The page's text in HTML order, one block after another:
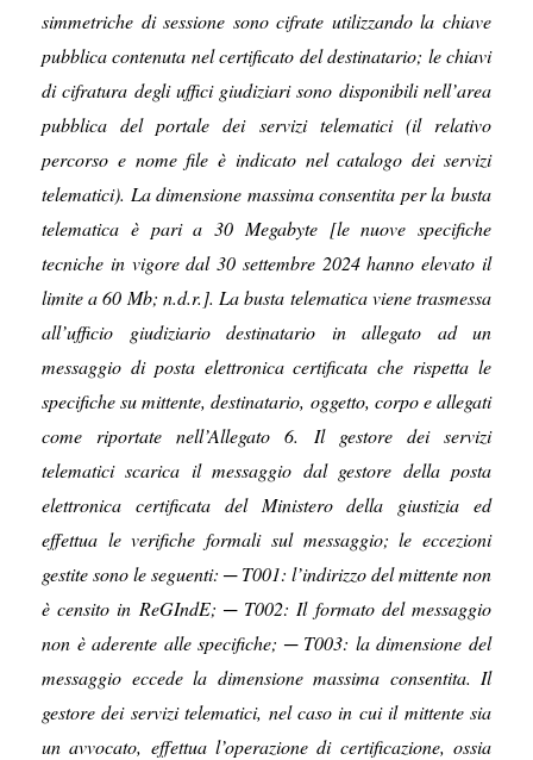
simmetriche di sessione sono cifrate utilizzando la chiave
pubblica contenuta nel certificato del destinatario; le chiavi
di cifratura degli uffici giudiziari sono disponibili nell’area
pubblica del portale dei servizi telematici (il relativo
percorso e nome file è indicato nel catalogo dei servizi
telematici). La dimensione massima consentita per la busta
telematica è pari a 30 Megabyte [le nuove specifiche
tecniche in vigore dal 30 settembre 2024 hanno elevato il
limite a 60 Mb; n.d.r.]. La busta telematica viene trasmessa
all’ufficio giudiziario destinatario in allegato ad un
messaggio di posta elettronica certificata che rispetta le
specifiche su mittente, destinatario, oggetto, corpo e allegati
come riportate nell’Allegato 6. Il gestore dei servizi
telematici scarica il messaggio dal gestore della posta
elettronica certificata del Ministero della giustizia ed
effettua le verifiche formali sul messaggio; le eccezioni
gestite sono le seguenti: ─ T001: l’indirizzo del mittente non
è censito in ReGIndE; ─ T002: Il formato del messaggio
non è aderente alle specifiche; ─ T003: la dimensione del
messaggio eccede la dimensione massima consentita. Il
gestore dei servizi telematici, nel caso in cui il mittente sia
un avvocato, effettua l’operazione di certificazione, ossia